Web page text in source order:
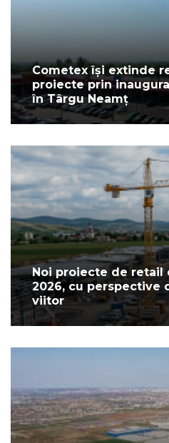
Cometex își extinde
proiecte prin
în Târgu Neamț
Noi proiecte de retail
2026, cu perspective
viitor